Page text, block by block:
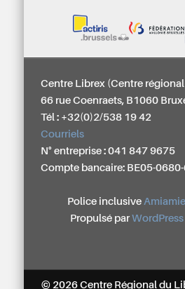
Centre Librex (Centre
66 rue Coenraets, B1060
Tél : +32(0)2/538 19 42
Courriels
N° entreprise : 041 847 9675
Compte bancaire: BE05-
Police inclusive Amiamie
Propulsé par WordPress
© 2026 Centre Régional du